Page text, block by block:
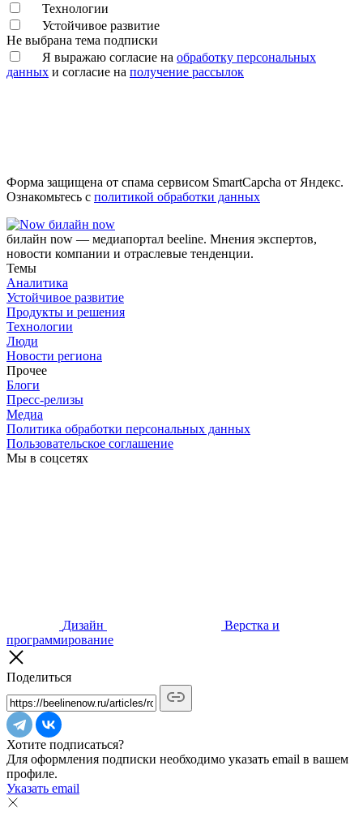
Технологии
Устойчивое развитие
Не выбрана тема подписки
Я выражаю согласие на обработку персональных
данных и согласие на получение рассылок
Форма защищена от спама сервисом SmartCapcha от Яндекс.
Ознакомьтесь с политикой обработки данных
билайн now
билайн now — медиапортал beeline. Мнения экспертов,
новости компании и отраслевые тенденции.
Темы
Аналитика
Устойчивое развитие
Продукты и решения
Технологии
Люди
Новости региона
Прочее
Блоги
Пресс-релизы
Медиа
Политика обработки персональных данных
Пользовательское соглашение
Мы в соцсетях
Дизайн
Верстка и
программирование
Поделиться
Хотите подписаться?
Для оформления подписки необходимо указать email в вашем
профиле.
Указать email